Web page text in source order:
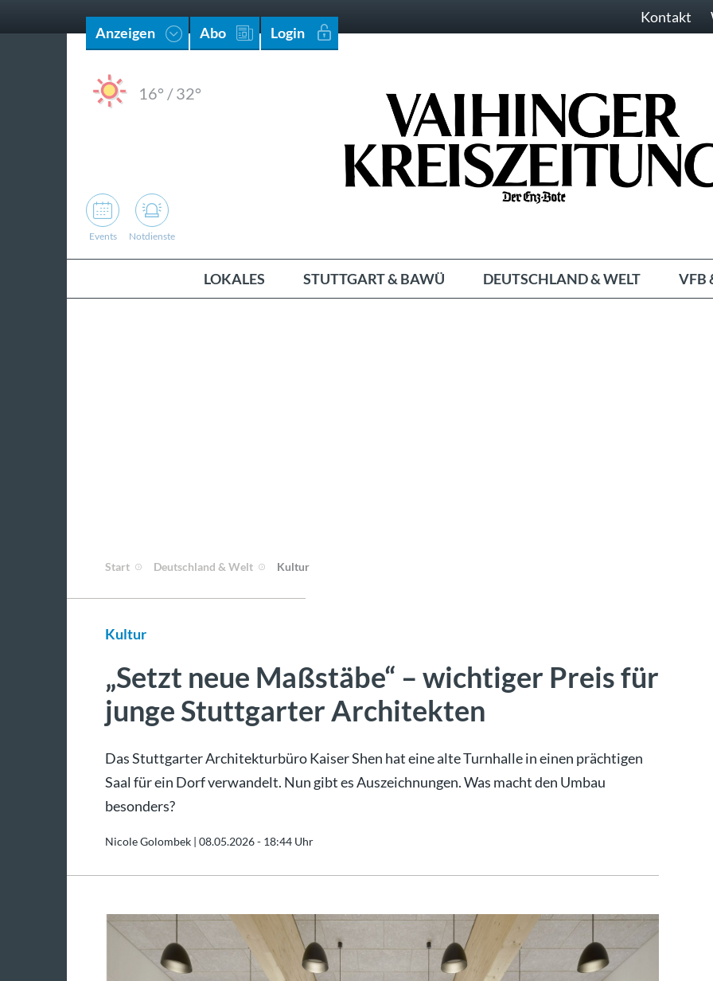
Anzeigen Abo Login
Kontakt
16° /32°
Events Notdienste
LOKALES STUTTGART & BAWÜ DEUTSCHLAND & WELT VFB
Start Deutschland & Welt Kultur
Kultur
„Setzt neue Maßstäbe“ – wichtiger Preis für
junge Stuttgarter Architekten
Das Stuttgarter Architekturbüro Kaiser Shen hat eine alte Turnhalle in einen prächtigen
Saal für ein Dorf verwandelt. Nun gibt es Auszeichnungen. Was macht den Umbau
besonders?
Nicole Golombek | 08.05.2026 - 18:44 Uhr